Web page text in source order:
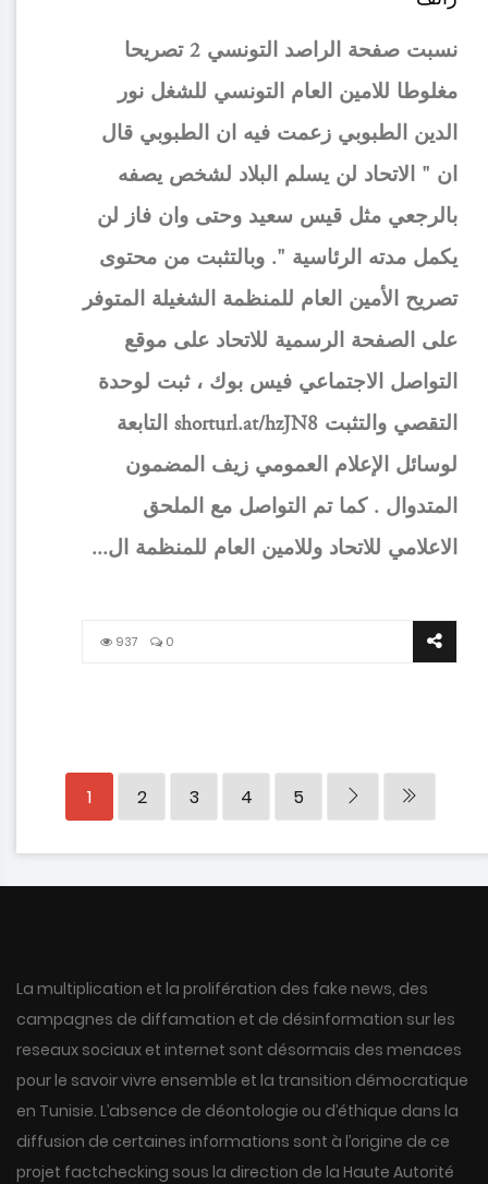
نسبت صفحة الراصد التونسي 2 تصريحا
مغلوطا للامين العام التونسي للشغل نور
الدين الطبوبي زعمت فيه ان الطبوبي قال
ان " الاتحاد لن يسلم البلاد لشخص يصفه
بالرجعي مثل قيس سعيد وحتى وان فاز لن
يكمل مدته الرئاسية ". وبالتثبت من محتوى
تصريح الأمين العام للمنظمة الشغيلة المتوفر
على الصفحة الرسمية للاتحاد على موقع
التواصل الاجتماعي فيس بوك ، ثبت لوحدة
التقصي والتثبت shorturl.at/hzJN8 التابعة
لوسائل الإعلام العمومي زيف المضمون
المتدوال . كما تم التواصل مع الملحق
الاعلامي للاتحاد وللامين العام للمنظمة ال...
937 0
1 2 3 4 5
La multiplication et la prolifération des fake news, des
campagnes de diffamation et de désinformation sur les
reseaux sociaux et internet sont désormais des menaces
pour le savoir vivre ensemble et la transition démocratique
en Tunisie. L’absence de déontologie ou d’éthique dans la
diffusion de certaines informations sont à l’origine de ce
projet factchecking sous la direction de la Haute Autorité